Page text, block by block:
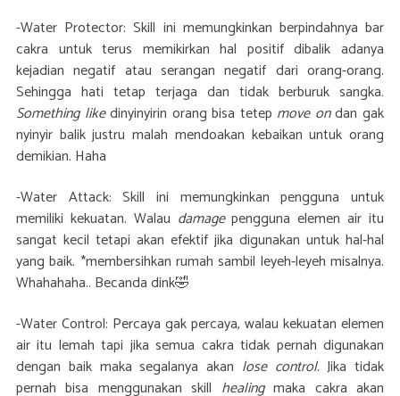
-Water Protector: Skill ini memungkinkan berpindahnya bar
cakra untuk terus memikirkan hal positif dibalik adanya
kejadian negatif atau serangan negatif dari orang-orang.
Sehingga hati tetap terjaga dan tidak berburuk sangka.
Something likedinyinyirin orang bisa tetep move ondan gak
nyinyir balik justru malah mendoakan kebaikan untuk orang
demikian. Haha
-Water Attack: Skill ini memungkinkan pengguna untuk
memiliki kekuatan. Walau damagepengguna elemen air itu
sangat kecil tetapi akan efektif jika digunakan untuk hal-hal
yang baik. *membersihkan rumah sambil leyeh-leyeh misalnya.
Whahahaha.. Becanda dink🤣
-Water Control: Percaya gak percaya, walau kekuatan elemen
air itu lemah tapi jika semua cakra tidak pernah digunakan
dengan baik maka segalanya akan lose control.Jika tidak
pernah bisa menggunakan skill healingmaka cakra akan